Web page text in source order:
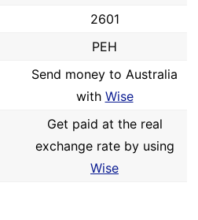
2601
PEH
Send money to Australia
with Wise
Get paid at the real
exchange rate by using
Wise